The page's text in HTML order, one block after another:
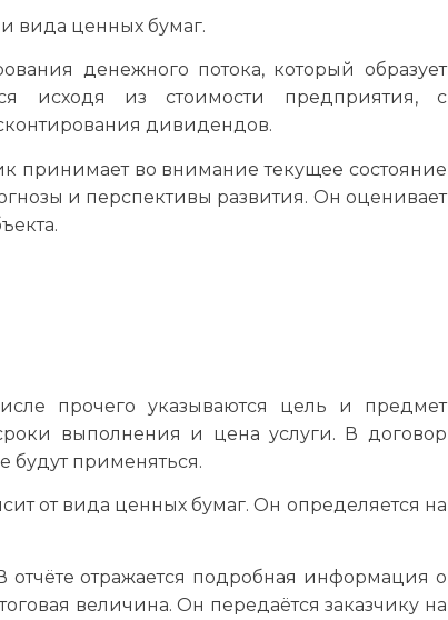
вида ценных бумаг.
денежного потока, который образует
исходя из стоимости предприятия, с
дивидендов.
принимает во внимание текущее состояние
и перспективы развития. Он оценивает
прочего указываются цель и предмет
выполнения и цена услуги. В договор
будут применяться.
от вида ценных бумаг. Он определяется на
отражается подробная информация о
величина. Он передаётся заказчику на